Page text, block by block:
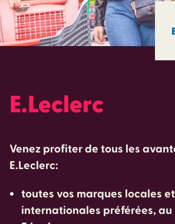
E.Leclerc
Venez profiter de tous les
E.Leclerc:
toutes vos marques locales et
internationales préférées, au